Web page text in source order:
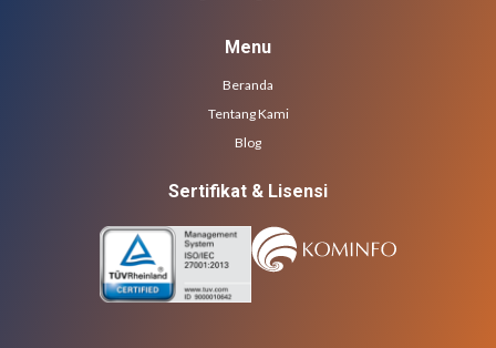
Menu
Beranda
Tentang Kami
Blog
Sertifikat & Lisensi